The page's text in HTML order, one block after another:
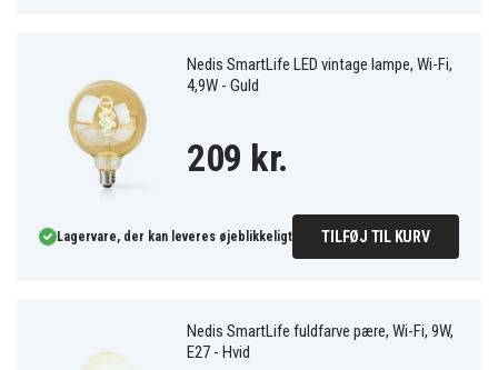
Nedis SmartLife LED vintage lampe, Wi-Fi,
4,9W - Guld
209 kr.
Lagervare, der kan leveres øjeblikkeligt TILFØJ TIL KURV
Nedis SmartLife fuldfarve pære, Wi-Fi, 9W,
E27 - Hvid